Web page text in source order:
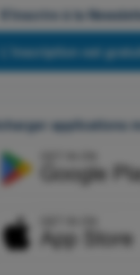
S'inscrire à la
L'inscription est
applications